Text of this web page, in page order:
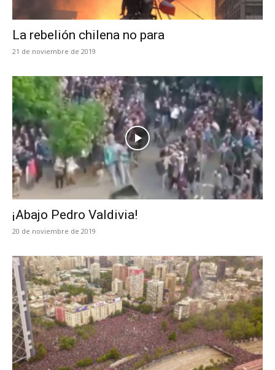
La rebelión chilena no para
21 de noviembre de 2019
¡Abajo Pedro Valdivia!
20 de noviembre de 2019